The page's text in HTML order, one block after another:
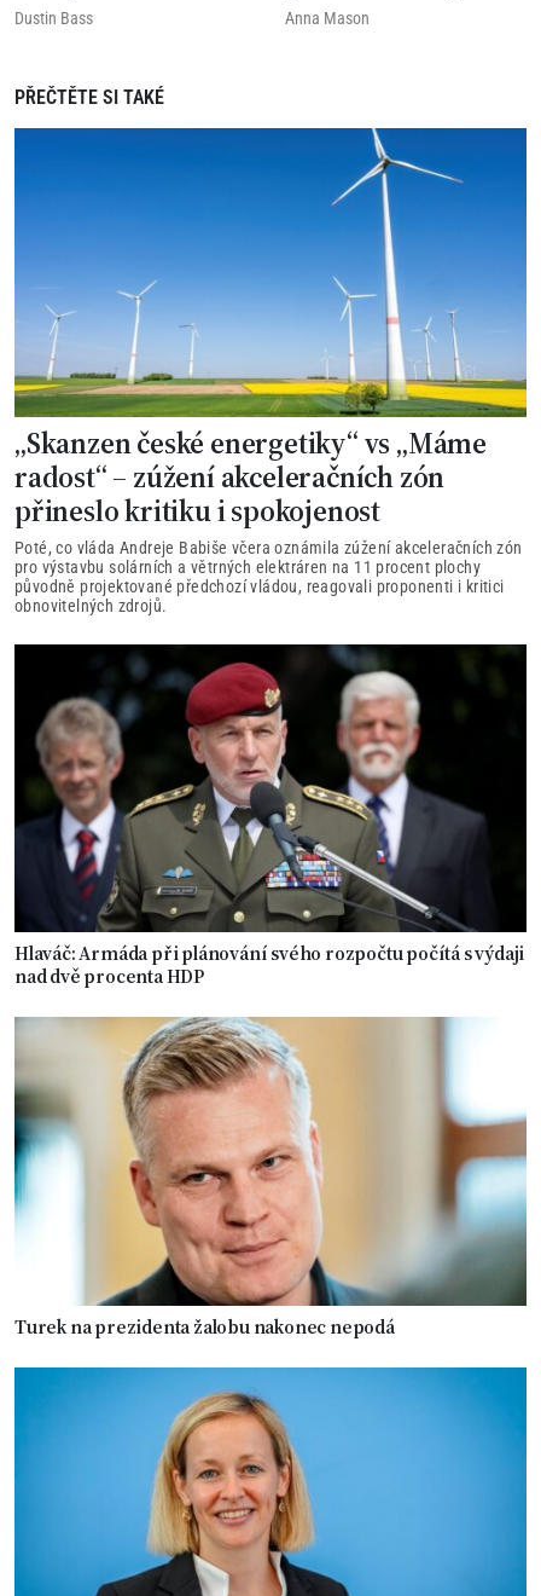
Dustin Bass Anna Mason
PŘEČTĚTE SI TAKÉ
„Skanzen české energetiky“ vs „Máme
radost“ – zúžení akceleračních zón
přineslo kritiku i spokojenost
Poté, co vláda Andreje Babiše včera oznámila zúžení akceleračních zón
pro výstavbu solárních a větrných elektráren na 11 procent plochy
původně projektované předchozí vládou, reagovali proponenti i kritici
obnovitelných zdrojů.
Hlaváč: Armáda při plánování svého rozpočtu počítá s výdaji
nad dvě procenta HDP
Turek na prezidenta žalobu nakonec nepodá